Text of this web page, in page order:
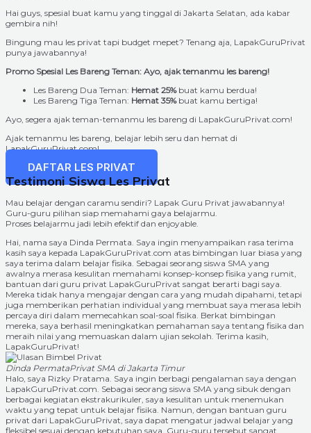
Hai guys, spesial buat kamu yang tinggal di Jakarta Selatan, ada kabar
gembira nih!
Bingung mau les privat tapi budget mepet? Tenang aja, LapakGuruPrivat
punya jawabannya!
Promo Spesial Les Bareng Teman: Ayo, ajak temanmu les bareng!
Les Bareng Dua Teman: Hemat 25%buat kamu berdua!
Les Bareng Tiga Teman: Hemat 35%buat kamu bertiga!
Ayo, segera ajak teman-temanmu les bareng di LapakGuruPrivat.com!
Ajak temanmu les bareng, belajar lebih seru dan hemat di
LapakGuruPrivat.com!
DAFTAR LES PRIVAT
Testimoni Siswa Les Privat
Mau belajar dengan caramu sendiri? Lapak Guru Privat jawabannya!
Guru-guru pilihan siap memahami gaya belajarmu.
Proses belajarmu jadi lebih efektif dan enjoyable.
Hai, nama saya Dinda Permata. Saya ingin menyampaikan rasa terima
kasih saya kepada LapakGuruPrivat.com atas bimbingan luar biasa yang
saya terima dalam belajar fisika. Sebagai seorang siswa SMA yang
awalnya merasa kesulitan memahami konsep-konsep fisika yang rumit,
bantuan dari guru privat LapakGuruPrivat sangat berarti bagi saya.
Mereka tidak hanya mengajar dengan cara yang mudah dipahami, tetapi
juga memberikan perhatian individual yang membuat saya merasa lebih
percaya diri dalam memecahkan soal-soal fisika. Berkat bimbingan
mereka, saya berhasil meningkatkan pemahaman saya tentang fisika dan
meraih nilai yang memuaskan dalam ujian sekolah. Terima kasih,
LapakGuruPrivat!
Dinda PermataPrivat SMA di Jakarta Timur
Halo, saya Rizky Pratama. Saya ingin berbagi pengalaman saya dengan
LapakGuruPrivat.com. Sebagai seorang siswa SMA yang sibuk dengan
berbagai kegiatan ekstrakurikuler, saya kesulitan untuk menemukan
waktu yang tepat untuk belajar fisika. Namun, dengan bantuan guru
privat dari LapakGuruPrivat, saya dapat mengatur jadwal belajar yang
fleksibel sesuai dengan kebutuhan saya. Guru-guru tersebut sangat